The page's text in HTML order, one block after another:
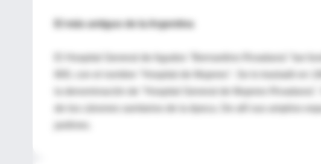
El más antiguo de la Argentina
El Hospital General de Agudos "Bernardino Rivadavia" fue
la denominación de "Hospital General de Mujeres
de los cánones sanitarios de la época. De allí sus amplios